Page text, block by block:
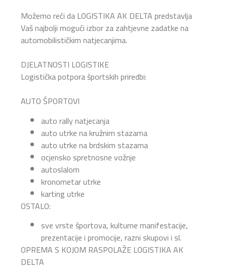
Možemo reći da LOGISTIKA AK DELTA predstavlja
Vaš najbolji mogući izbor za zahtjevne zadatke na
automobilističkim natjecanjima.
DJELATNOSTI LOGISTIKE
Logistička potpora športskih priredbi:
AUTO ŠPORTOVI
auto rally natjecanja
auto utrke na kružnim stazama
auto utrke na brdskim stazama
ocjensko spretnosne vožnje
autoslalom
kronometar utrke
karting utrke
OSTALO:
sve vrste športova, kulturne manifestacije,
prezentacije i promocije, razni skupovi i sl.
OPREMA S KOJOM RASPOLAŽE LOGISTIKA AK
DELTA